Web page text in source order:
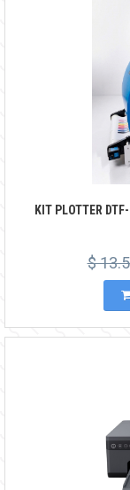
KIT PLOTTER
$